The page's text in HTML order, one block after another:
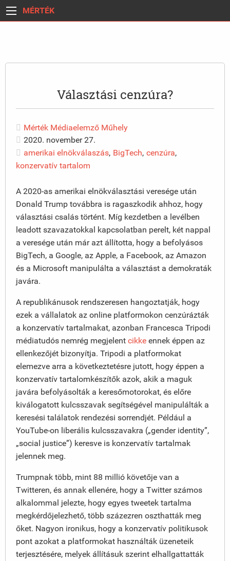
MÉRTÉK
Választási cenzúra?
Mérték Médiaelemző Műhely
2020. november 27.
amerikai elnökválaszás, BigTech, cenzúra,
konzervatív tartalom
A 2020-as amerikai elnökválasztási veresége után
Donald Trump továbbra is ragaszkodik ahhoz, hogy
választási csalás történt. Míg kezdetben a levélben
leadott szavazatokkal kapcsolatban perelt, két nappal
a veresége után már azt állította, hogy a befolyásos
BigTech, a Google, az Apple, a Facebook, az Amazon
és a Microsoft manipulálta a választást a demokraták
javára.
A republikánusok rendszeresen hangoztatják, hogy
ezek a vállalatok az online platformokon cenzúrázták
a konzervatív tartalmakat, azonban Francesca Tripodi
médiatudós nemrég megjelent cikke ennek éppen az
ellenkezőjét bizonyítja. Tripodi a platformokat
elemezve arra a következtetésre jutott, hogy éppen a
konzervatív tartalomkészítők azok, akik a maguk
javára befolyásolták a keresőmotorokat, és előre
kiválogatott kulcsszavak segítségével manipulálták a
keresési találatok rendezési sorrendjét. Például a
YouTube-on liberális kulcsszavakra („gender identity”,
„social justice”) keresve is konzervatív tartalmak
jelennek meg.
Trumpnak több, mint 88 millió követője van a
Twitteren, és annak ellenére, hogy a Twitter számos
alkalommal jelezte, hogy egyes tweetek tartalma
megkérdőjelezhető, több százezren oszthatták meg
őket. Nagyon ironikus, hogy a konzervatív politikusok
pont azokat a platformokat használták üzeneteik
terjesztésére, melyek állításuk szerint elhallgattatták